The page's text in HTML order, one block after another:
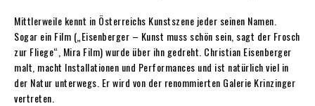
Mittlerweile kennt in Österreichs Kunstszene jeder seinen Namen.
Sogar ein Film („Eisenberger – Kunst muss schön sein, sagt der Frosch
zur Fliege“, Mira Film) wurde über ihn gedreht. Christian Eisenberger
malt, macht Installationen und Performances und ist natürlich viel in
der Natur unterwegs. Er wird von der renommierten Galerie Krinzinger
vertreten.